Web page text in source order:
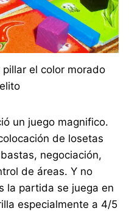
el color morado
un juego magnifico.
de losetas
negociación,
de áreas. Y no
la partida se juega en
especialmente a 4/5